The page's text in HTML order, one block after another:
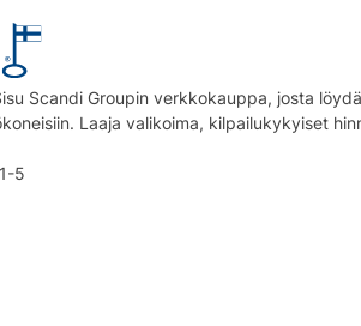
Scandi Groupin verkkokauppa, josta
Laaja valikoima, kilpailukykyiset
5
Instagram
on Linkedin